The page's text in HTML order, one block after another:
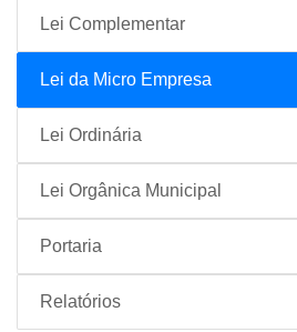
Lei Complementar
Lei da Micro Empresa
Lei Ordinária
Lei Orgânica Municipal
Portaria
Relatórios